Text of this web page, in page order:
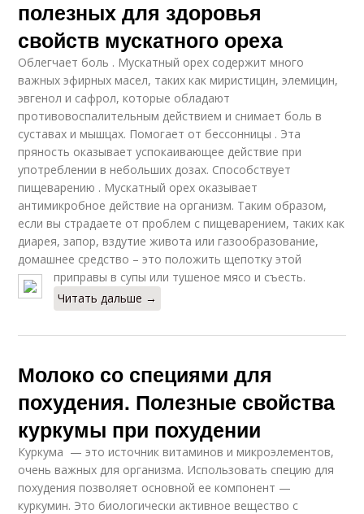
полезных для здоровья
свойств мускатного ореха
Облегчает боль . Мускатный орех содержит много
важных эфирных масел, таких как миристицин, элемицин,
эвгенол и сафрол, которые обладают
противовоспалительным действием и снимает боль в
суставах и мышцах. Помогает от бессонницы . Эта
пряность оказывает успокаивающее действие при
употреблении в небольших дозах. Способствует
пищеварению . Мускатный орех оказывает
антимикробное действие на организм. Таким образом,
если вы страдаете от проблем с пищеварением, таких как
диарея, запор, вздутие живота или газообразование,
домашнее средство – это положить щепотку этой
приправы в супы или тушеное мясо и съесть.
Читать дальше →
Молоко со специями для
похудения. Полезные свойства
куркумы при похудении
Куркума — это источник витаминов и микроэлементов,
очень важных для организма. Использовать специю для
похудения позволяет основной ее компонент —
куркумин. Это биологически активное вещество с